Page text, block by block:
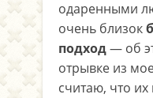
одаренными
очень близок
подход— об
отрывке из
считаю, что их